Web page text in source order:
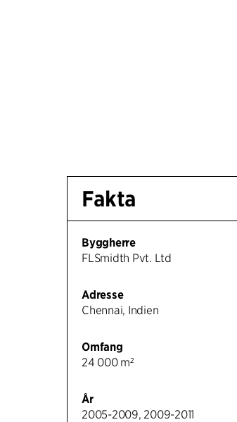
Fakta
Byggherre
FLSmidth Pvt. Ltd
Adresse
Chennai, Indien
Omfang
24 000 m²
År
2005-2009, 2009-2011